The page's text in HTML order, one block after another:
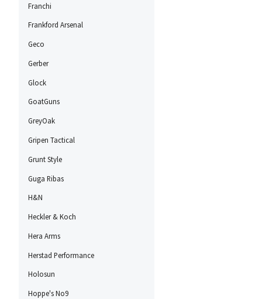
Franchi
Frankford Arsenal
Geco
Gerber
Glock
GoatGuns
GreyOak
Gripen Tactical
Grunt Style
Guga Ribas
H&N
Heckler & Koch
Hera Arms
Herstad Performance
Holosun
Hoppe's No9